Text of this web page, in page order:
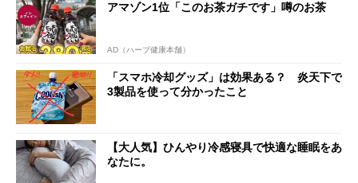
アマゾン1位「このお茶ガチです」噂のお茶
AD（ハーブ健康本舗）
「スマホ冷却グッズ」は効果ある？ 炎天下で
3製品を使って分かったこと
【大人気】ひんやり冷感寝具で快適な睡眠をあ
なたに。